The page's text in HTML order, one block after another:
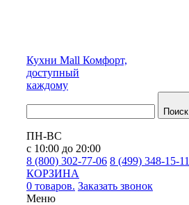
Кухни Mall Комфорт,
доступный
каждому
Поиск
ПН-ВС
с 10:00 до 20:00
8 (800) 302-77-06 8 (499) 348-15-11
КОРЗИНА
0 товаров. Заказать звонок
Меню